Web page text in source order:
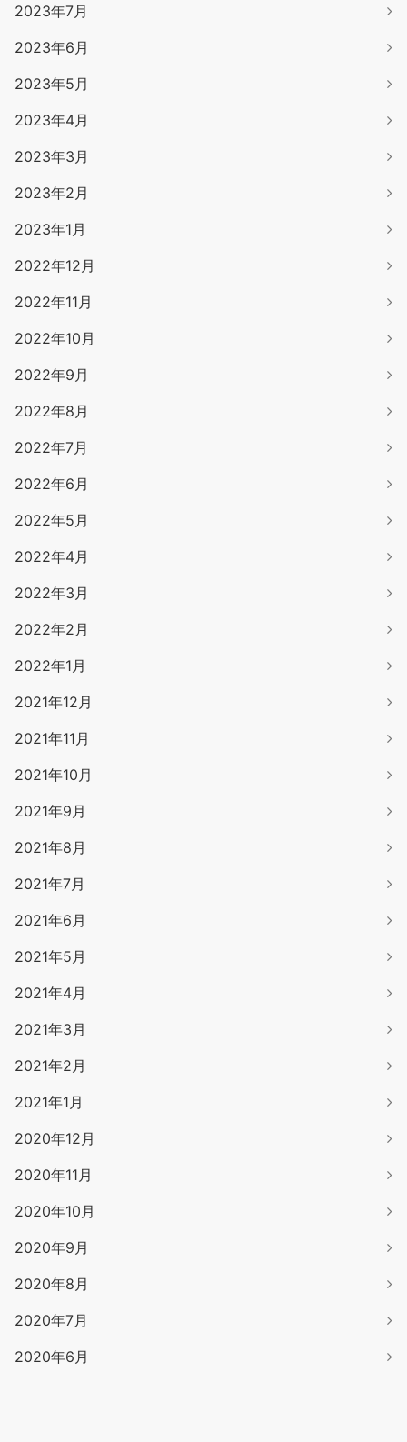
2023年7月
2023年6月
2023年5月
2023年4月
2023年3月
2023年2月
2023年1月
2022年12月
2022年11月
2022年10月
2022年9月
2022年8月
2022年7月
2022年6月
2022年5月
2022年4月
2022年3月
2022年2月
2022年1月
2021年12月
2021年11月
2021年10月
2021年9月
2021年8月
2021年7月
2021年6月
2021年5月
2021年4月
2021年3月
2021年2月
2021年1月
2020年12月
2020年11月
2020年10月
2020年9月
2020年8月
2020年7月
2020年6月